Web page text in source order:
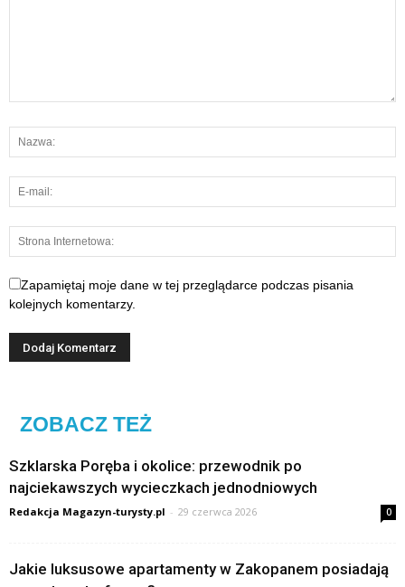
Zapamiętaj moje dane w tej przeglądarce podczas pisania
kolejnych komentarzy.
ZOBACZ TEŻ
Szklarska Poręba i okolice: przewodnik po
najciekawszych wycieczkach jednodniowych
Redakcja Magazyn-turysty.pl - 29 czerwca 2026 0
Jakie luksusowe apartamenty w Zakopanem posiadają